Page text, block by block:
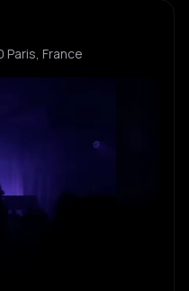
Paris, France